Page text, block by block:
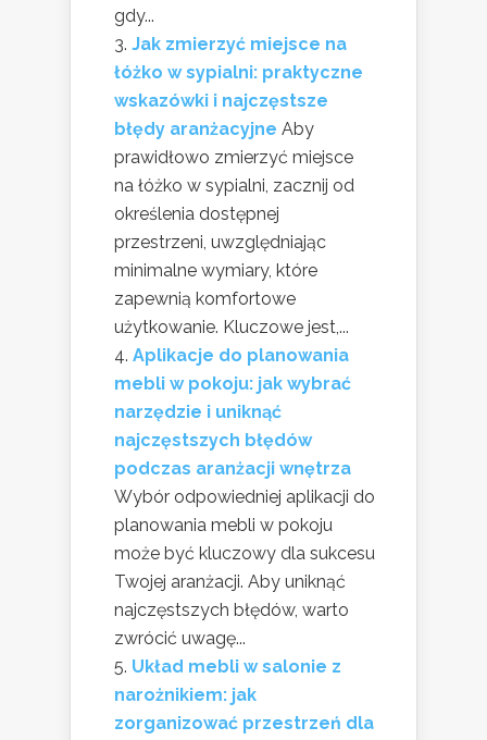
gdy...
Jak zmierzyć miejsce na
łóżko w sypialni: praktyczne
wskazówki i najczęstsze
błędy aranżacyjne Aby
prawidłowo zmierzyć miejsce
na łóżko w sypialni, zacznij od
określenia dostępnej
przestrzeni, uwzględniając
minimalne wymiary, które
zapewnią komfortowe
użytkowanie. Kluczowe jest,...
Aplikacje do planowania
mebli w pokoju: jak wybrać
narzędzie i uniknąć
najczęstszych błędów
podczas aranżacji wnętrza
Wybór odpowiedniej aplikacji do
planowania mebli w pokoju
może być kluczowy dla sukcesu
Twojej aranżacji. Aby uniknąć
najczęstszych błędów, warto
zwrócić uwagę...
Układ mebli w salonie z
narożnikiem: jak
zorganizować przestrzeń dla